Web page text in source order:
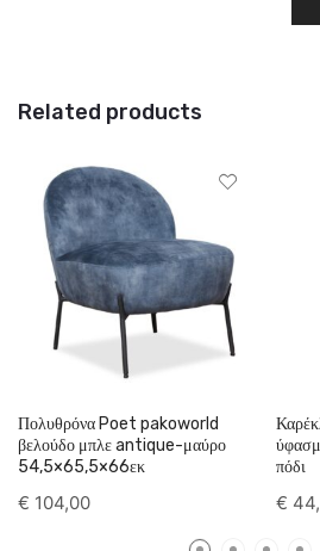
Related products
Πολυθρόνα Poet pakoworld
βελούδο μπλε antique-μαύρο
54,5×65,5×66εκ
€ 104,00
πόδι
€